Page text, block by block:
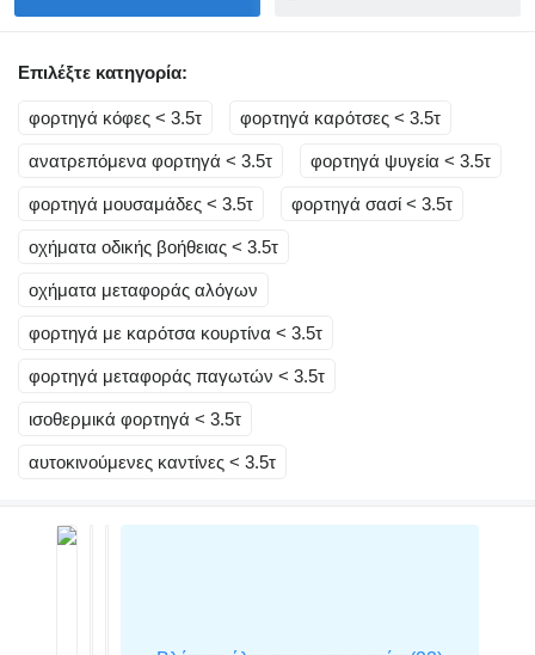
Επιλέξτε κατηγορία:
φορτηγά κόφες < 3.5τ φορτηγά καρότσες < 3.5τ
ανατρεπόμενα φορτηγά < 3.5τ φορτηγά ψυγεία < 3.5τ
φορτηγά μουσαμάδες < 3.5τ φορτηγά σασί < 3.5τ
οχήματα οδικής βοήθειας < 3.5τ
οχήματα μεταφοράς αλόγων
φορτηγά με καρότσα κουρτίνα < 3.5τ
φορτηγά μεταφοράς παγωτών < 3.5τ
ισοθερμικά φορτηγά < 3.5τ
αυτοκινούμενες καντίνες < 3.5τ